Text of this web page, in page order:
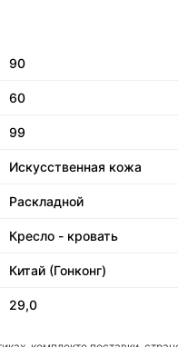
90
60
99
Искусственная кожа
Раскладной
Кресло - кровать
Китай (Гонконг)
29,0